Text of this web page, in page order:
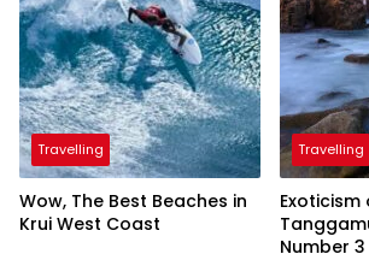
Travelling
Wow, The Best Beaches in
Krui West Coast
Travelling
Exoticism
Number